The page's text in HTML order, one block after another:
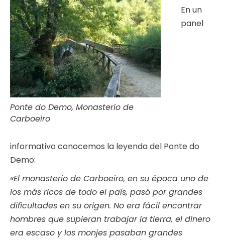
Ponte do Demo, Monasterio de
Carboeiro
En un
panel
informativo conocemos la leyenda del Ponte do
Demo:
«El monasterio de Carboeiro, en su época uno de
los más ricos de todo el país, pasó por grandes
dificultades en su origen. No era fácil encontrar
hombres que supieran trabajar la tierra, el dinero
era escaso y los monjes pasaban grandes